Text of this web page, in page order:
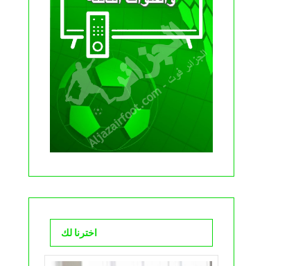
اخترنا لك